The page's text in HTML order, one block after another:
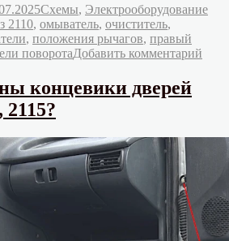
Рубрики
Схемы, Электрооборудование
2110, омыватель, очиститель,
, положения рычагов, правый
поворотаДобавить комментарий
ВАЗ
концевики дверей
2115?